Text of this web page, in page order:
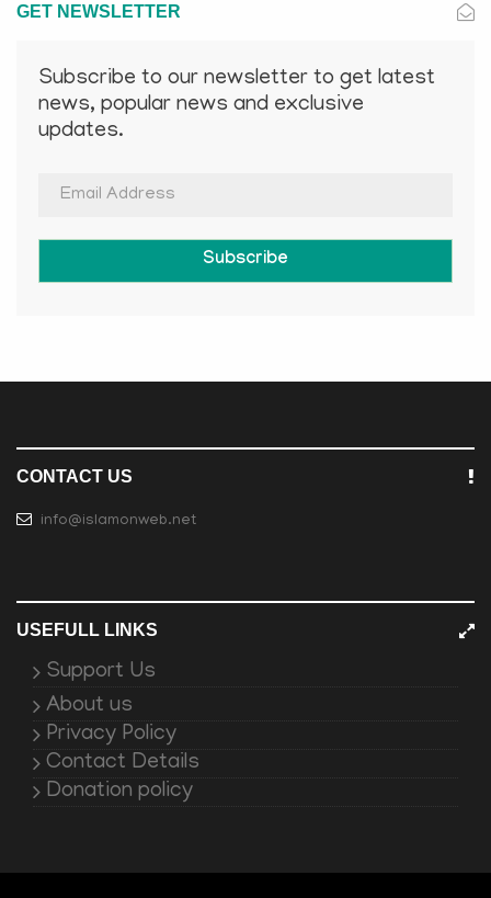
GET NEWSLETTER
Subscribe to our newsletter to get latest
news, popular news and exclusive
updates.
Subscribe
CONTACT US
info@islamonweb.net
USEFULL LINKS
Support Us
About us
Privacy Policy
Contact Details
Donation policy